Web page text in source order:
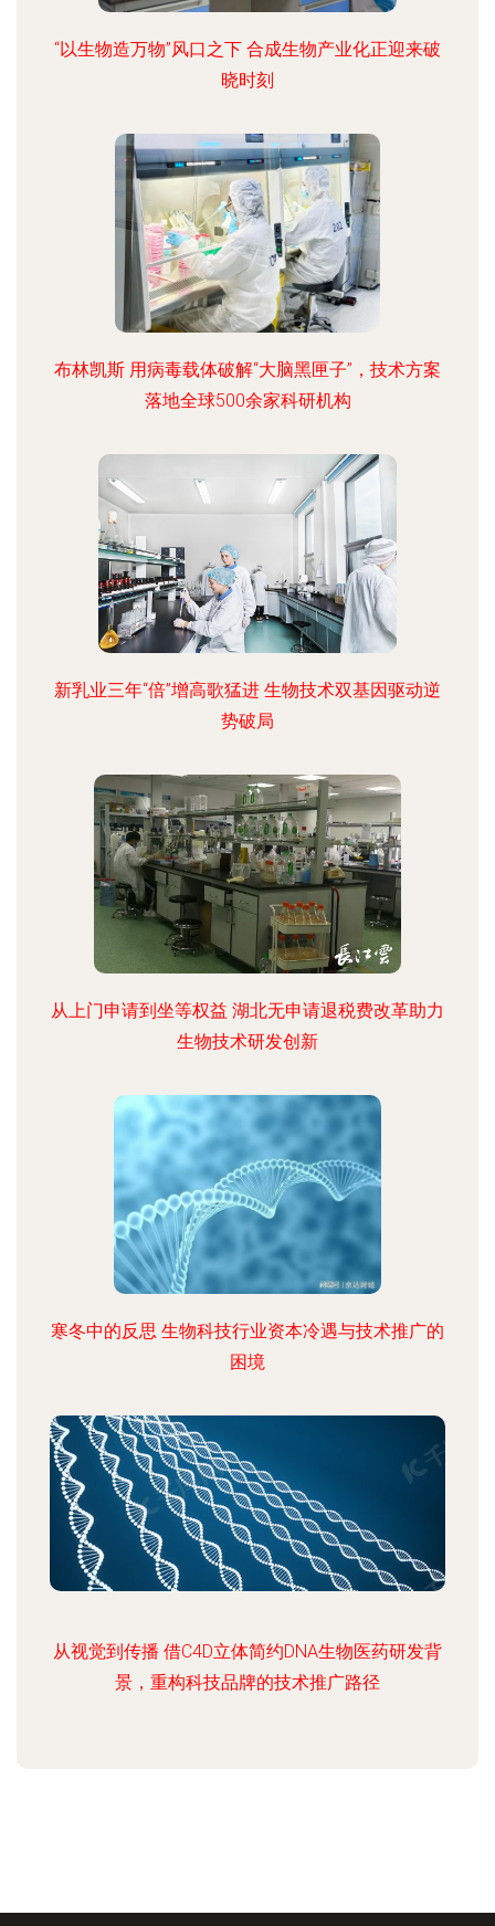
“以生物造万物”风口之下 合成生物产业化正迎来破
晓时刻
布林凯斯 用病毒载体破解“大脑黑匣子”，技术方案
落地全球500余家科研机构
新乳业三年“倍”增高歌猛进 生物技术双基因驱动逆
势破局
从上门申请到坐等权益 湖北无申请退税费改革助力
生物技术研发创新
寒冬中的反思 生物科技行业资本冷遇与技术推广的
困境
从视觉到传播 借C4D立体简约DNA生物医药研发背
景，重构科技品牌的技术推广路径